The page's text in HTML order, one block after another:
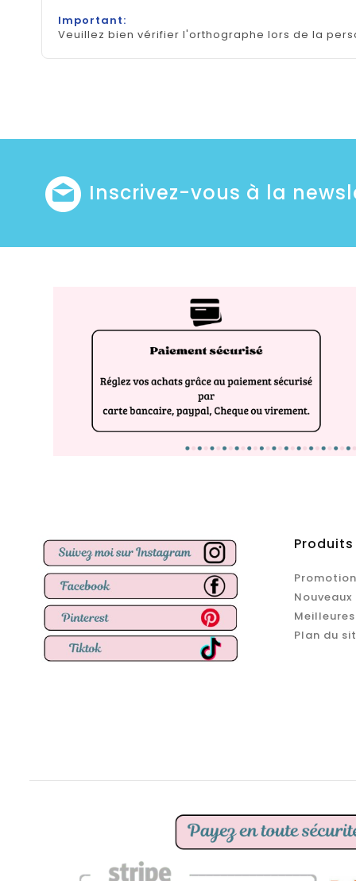
Important:
Veuillez bien vérifier l'orthographe lors de la
Inscrivez-vous à la
Produits
Plan du